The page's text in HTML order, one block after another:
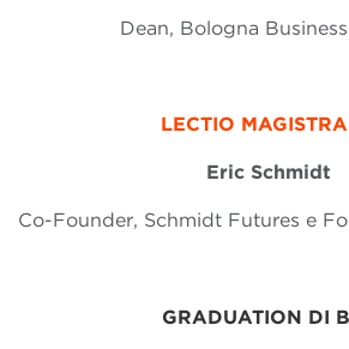
Dean, Bologna
LECTIO
Eric Schmidt
Co-Founder, Schmidt Futures e
GRADUATION DI